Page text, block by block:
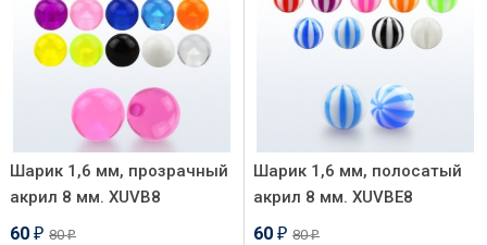
Шарик 1,6 мм, прозрачный
акрил 8 мм. XUVB8
60 ₽ 80₽
Шарик 1,6 мм, полосатый
акрил 8 мм. XUVBE8
60 ₽ 80₽